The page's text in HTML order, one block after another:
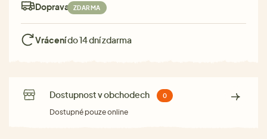
Doprava: ZDARMA
Vrácenído 14 dní zdarma
Dostupnost v obchodech 0
Dostupné pouze online